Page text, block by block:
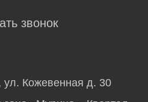
звонок
ул. Кожевенная д. 30